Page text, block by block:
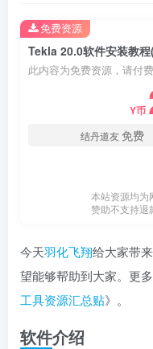
​Tekla 20.0软件安装教
此内容为免费资源，请付
Y币
结丹道友免费
本站资源均为
赞助不支持退
免费资源
今天羽化飞翔给大家带
望能够帮助到大家。更
工具资源汇总贴》。
软件介绍